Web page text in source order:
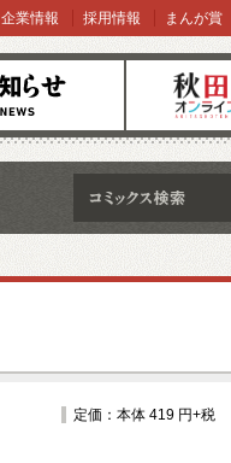
オンラインショ
企業情報 採用情報 まんが賞
定価：本体 419 円+税